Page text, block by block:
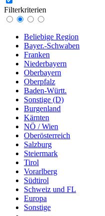
Filterkriterien
Beliebige Region
Bayer.-Schwaben
Franken
Niederbayern
Oberbayern
Oberpfalz
Baden-Württ.
Sonstige (D)
Burgenland
Kärnten
NÖ / Wien
Oberösterreich
Salzburg
Steiermark
Tirol
Vorarlberg
Südtirol
Schweiz und FL
Europa
Sonstige